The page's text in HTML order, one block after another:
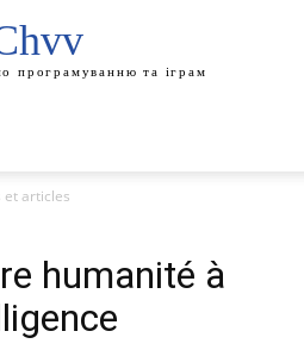
програмуванню та іграм
et articles
humanité à